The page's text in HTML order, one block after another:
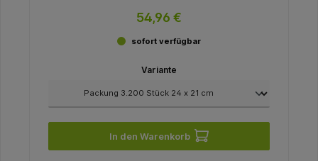
54,96 €
sofort verfügbar
Variante
In den Warenkorb